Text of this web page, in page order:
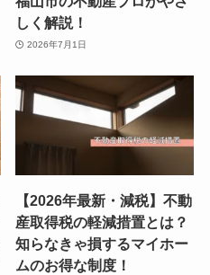
しく解説！
2026年7月1日
【2026年最新・減税】不動
産取得税の軽減措置とは？
知らなきゃ損するマイホー
ムのお得な制度！